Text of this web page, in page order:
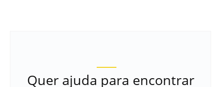
Quer ajuda para encontrar